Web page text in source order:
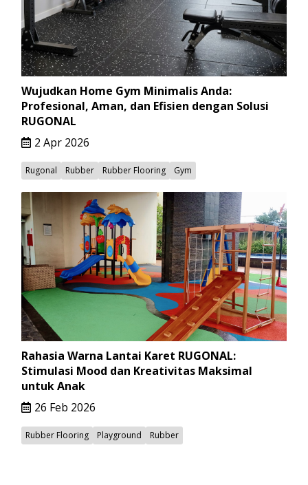
Wujudkan Home Gym Minimalis Anda:
Profesional, Aman, dan Efisien dengan Solusi
RUGONAL
2 Apr 2026
Rugonal Rubber Rubber Flooring Gym
Rahasia Warna Lantai Karet RUGONAL:
Stimulasi Mood dan Kreativitas Maksimal
untuk Anak
26 Feb 2026
Rubber Flooring Playground Rubber